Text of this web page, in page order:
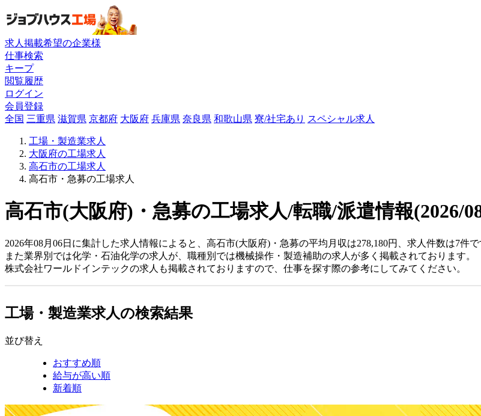
求人掲載希望の企業様
仕事検索
キープ
閲覧履歴
ログイン
会員登録
全国 三重県 滋賀県 京都府 大阪府 兵庫県 奈良県 和歌山県 寮/社宅あり スペシャル求人
工場・製造業求人
大阪府の工場求人
高石市の工場求人
高石市・急募の工場求人
高石市(大阪府)・急募の工場求人/転職/派遣情報(2026/
2026年08月06日に集計した求人情報によると、高石市(大阪府)・急募の平均月収は278,180円、求人件数は7件
また業界別では化学・石油化学の求人が、職種別では機械操作・製造補助の求人が多く掲載されております。
株式会社ワールドインテックの求人も掲載されておりますので、仕事を探す際の参考にしてみてください。
工場・製造業求人の検索結果
並び替え
おすすめ順
給与が高い順
新着順